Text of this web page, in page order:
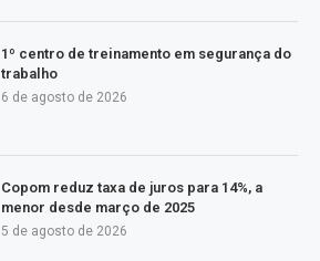
1º centro de treinamento em segurança do
trabalho
6 de agosto de 2026
Copom reduz taxa de juros para 14%, a
menor desde março de 2025
5 de agosto de 2026